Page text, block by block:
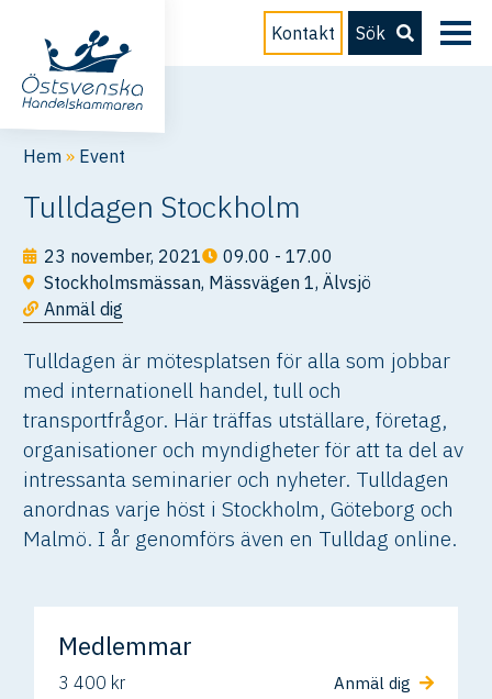
Kontakt Sök
Hem » Event
Tulldagen Stockholm
23 november, 2021
09.00 - 17.00
Stockholmsmässan, Mässvägen 1, Älvsjö
Anmäl dig
Tulldagen är mötesplatsen för alla som jobbar
med internationell handel, tull och
transportfrågor. Här träffas utställare, företag,
organisationer och myndigheter för att ta del av
intressanta seminarier och nyheter. Tulldagen
anordnas varje höst i Stockholm, Göteborg och
Malmö. I år genomförs även en Tulldag online.
Medlemmar
3 400 kr Anmäl dig